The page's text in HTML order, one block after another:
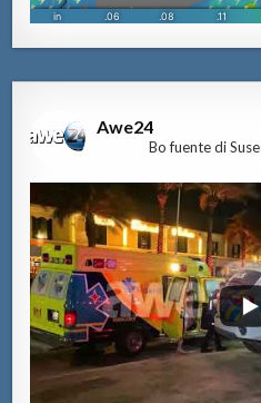
Awe24
Bo fuente di